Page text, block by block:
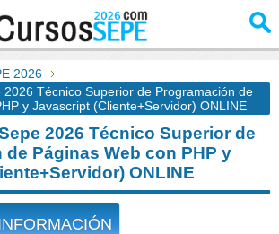
2026
2026 Técnico Superior de Programación de
y Javascript (Cliente+Servidor) ONLINE
2026 Técnico Superior de
de Páginas Web con PHP y
ONLINE